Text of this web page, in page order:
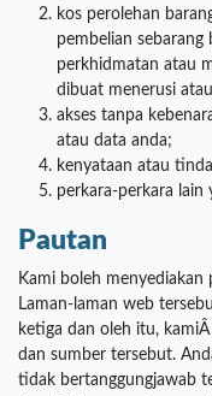
kos perolehan
pembelian sebarang
perkhidmatan atau
dibuat menerusi
akses tanpa
atau data anda;
kenyataan atau
perkara-perkara lain
Pautan
Kami boleh menyediakan
Laman-laman web
ketiga dan oleh itu,
dan sumber tersebut.
tidak bertanggungjawab